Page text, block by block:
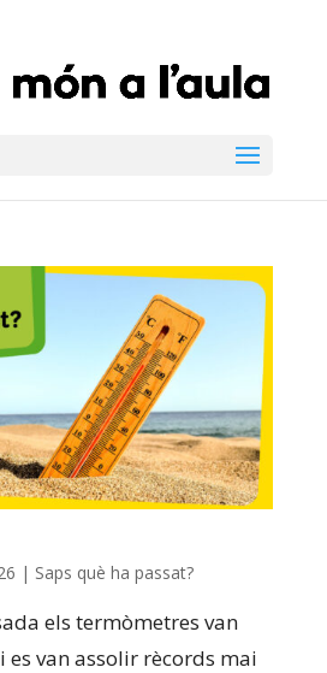
| Saps què ha passat?
els termòmetres van
van assolir rècords mai